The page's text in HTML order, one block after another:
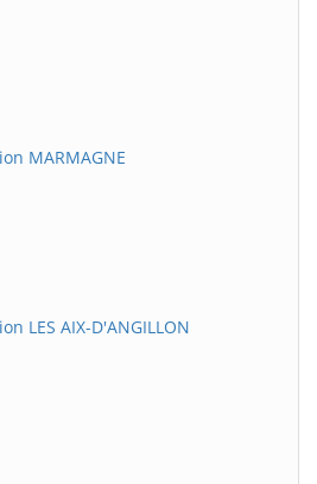
MARMAGNE
LES AIX-D'ANGILLON